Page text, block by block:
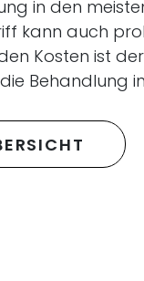
in den
kann auch
Kosten ist
Behandlung